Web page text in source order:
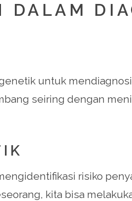
DALAM
untuk
seiring dengan
risiko
kita bisa